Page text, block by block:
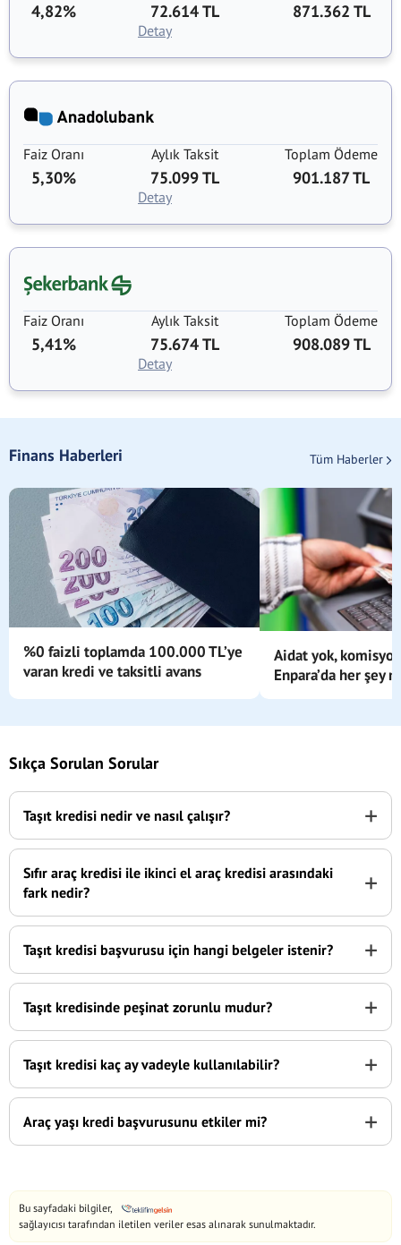
4,82% 72.614 TL 871.362 TL
Detay
Faiz Oranı
5,30%
Aylık Taksit
75.099 TL
Toplam Ödeme
901.187 TL
Detay
Faiz Oranı
5,41%
Aylık Taksit
75.674 TL
Toplam Ödeme
908.089 TL
Detay
Finans Haberleri Tüm Haberler
%0 faizli toplamda 100.000 TL’ye
varan kredi ve taksitli avans
Aidat yok,
Enpara’da her şey
Sıkça Sorulan Sorular
Taşıt kredisi nedir ve nasıl çalışır? +
Sıfır araç kredisi ile ikinci el araç kredisi arasındaki
fark nedir?
+
Taşıt kredisi başvurusu için hangi belgeler istenir? +
Taşıt kredisinde peşinat zorunlu mudur? +
Taşıt kredisi kaç ay vadeyle kullanılabilir? +
Araç yaşı kredi başvurusunu etkiler mi? +
Bu sayfadaki bilgiler,
sağlayıcısı tarafından iletilen veriler esas alınarak sunulmaktadır.